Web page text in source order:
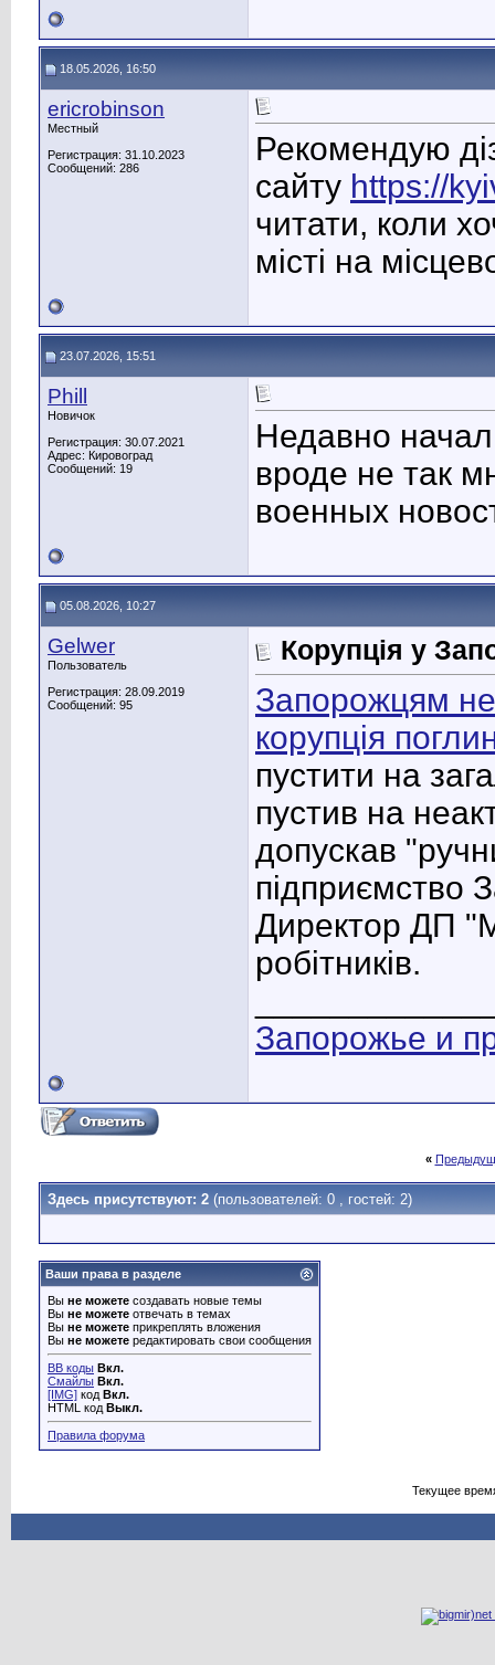
18.05.2026, 16:50
ericrobinson
Местный
Регистрация: 31.10.2023
Сообщений: 286
Рекомендую
сайту https://
читати, коли
місті на
23.07.2026, 15:51
Phill
Новичок
Регистрация: 30.07.2021
Адрес: Кировоград
Сообщений: 19
Недавно
вроде не так
военных
05.08.2026, 10:27
Gelwer
Пользователь
Регистрация: 28.09.2019
Сообщений: 95
Корупція у
Запорожцям
корупція
пустити на
пустив на
допускав
підприємство
Директор ДП
робітників.
Запорожье и
«
Здесь присутствуют: 2 (пользователей: 0 , гостей: 2)
Ваши права в разделе
Вы не можете создавать новые темы
Вы не можете отвечать в темах
Вы не можете прикреплять вложения
Вы не можете редактировать свои сообщения
BB коды Вкл.
Смайлы Вкл.
[IMG] код Вкл.
HTML код Выкл.
Правила форума
Текущее